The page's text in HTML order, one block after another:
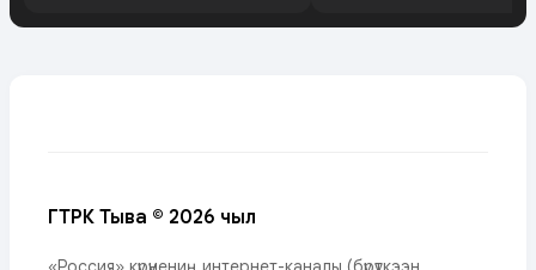
ГТРК Тыва © 2026 чыл